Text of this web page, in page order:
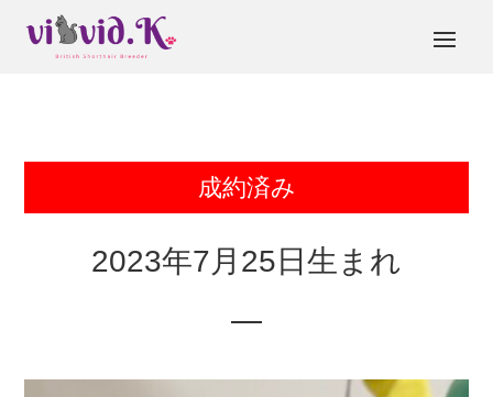
成約済み
2023年7月25日生まれ